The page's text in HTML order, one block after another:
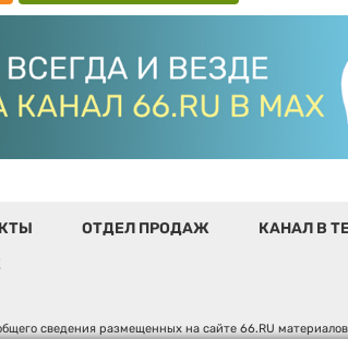
ОТДЕЛ ПРОДАЖ КАНАЛ В
сведения размещенных на сайте 66.RU